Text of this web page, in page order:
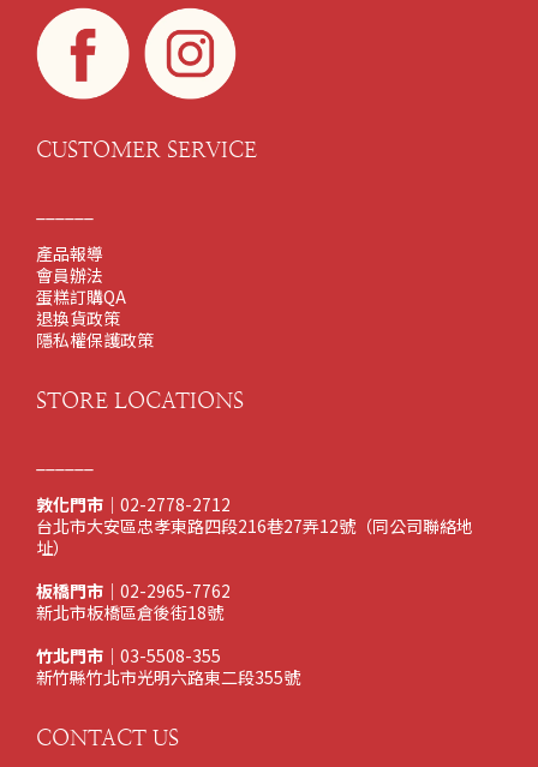
CUSTOMER SERVICE
產品報導
會員辦法
蛋糕訂購QA
退換貨政策
隱私權保護政策
STORE LOCATIONS
敦化門市 ｜02-2778-2712
台北市大安區忠孝東路四段216巷27弄12號（同公司聯絡地
址）
板橋門市 ｜02-2965-7762
新北市板橋區倉後街18號
竹北門市 ｜03-5508-355
新竹縣竹北市光明六路東二段355號
CONTACT US